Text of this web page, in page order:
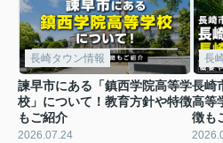
長崎タウン情報
諫早市にある「鎮西学院高等学
校」について！教育方針や特徴
もご紹介
2026.07.24
長
長崎
高等
徴も